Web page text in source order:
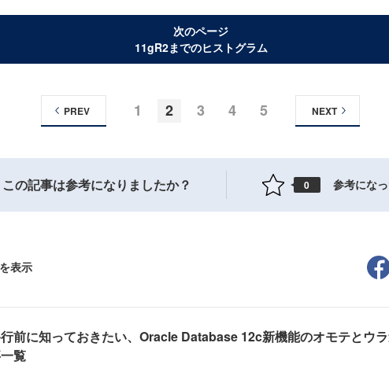
次のページ
11gR2までのヒストグラム
1 2 3 4 5
PREV NEXT
この記事は参考になりましたか？ 0 参考にな
表示
前に知っておきたい、Oracle Database 12c新機能のオモテとウ
覧